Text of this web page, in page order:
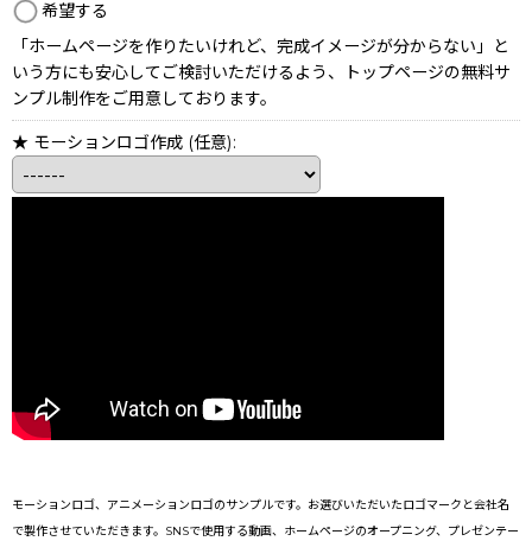
希望する
「ホームページを作りたいけれど、完成イメージが分からない」と
いう方にも安心してご検討いただけるよう、トップページの無料サ
ンプル制作をご用意しております。
★ モーションロゴ作成 (任意):
モーションロゴ、アニメーションロゴのサンプルです。お選びいただいたロゴマークと会社名
で製作させていただきます。SNSで使用する動画、ホームページのオープニング、プレゼンテー